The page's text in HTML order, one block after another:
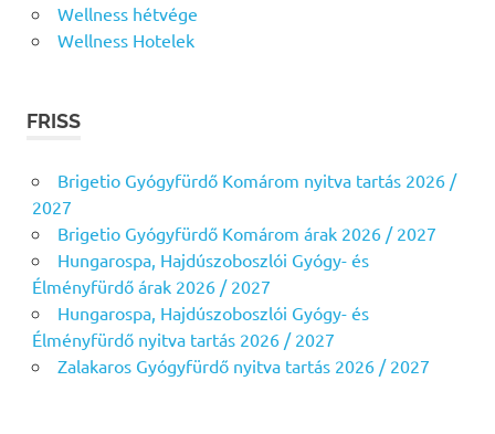
Wellness hétvége
Wellness Hotelek
FRISS
Brigetio Gyógyfürdő Komárom nyitva tartás 2026 /
2027
Brigetio Gyógyfürdő Komárom árak 2026 / 2027
Hungarospa, Hajdúszoboszlói Gyógy- és
Élményfürdő árak 2026 / 2027
Hungarospa, Hajdúszoboszlói Gyógy- és
Élményfürdő nyitva tartás 2026 / 2027
Zalakaros Gyógyfürdő nyitva tartás 2026 / 2027